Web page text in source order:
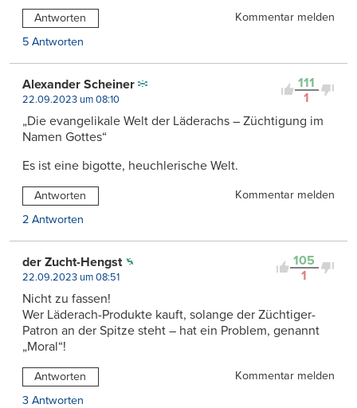
Antworten
Kommentar melden
5 Antworten
111
1
Alexander Scheiner
22.09.2023 um 08:10
„Die evangelikale Welt der Läderachs – Züchtigung im
Namen Gottes“
Es ist eine bigotte, heuchlerische Welt.
Antworten
Kommentar melden
2 Antworten
105
1
der Zucht-Hengst
22.09.2023 um 08:51
Nicht zu fassen!
Wer Läderach-Produkte kauft, solange der Züchtiger-
Patron an der Spitze steht – hat ein Problem, genannt
„Moral“!
Antworten
Kommentar melden
3 Antworten